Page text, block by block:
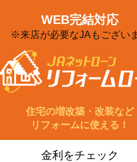
WEB完結対応
※来店が必要なJAもござい
住宅の増改築・改装など
リフォームに使える！
金利をチェック